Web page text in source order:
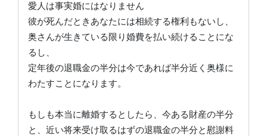
愛人は事実婚にはなりません
彼が死んだときあなたには相続する権利もないし、
奥さんが生きている限り婚費を払い続けることにな
るし、
定年後の退職金の半分は今であれば半分近く奥様に
わたすことになります。
もしも本当に離婚するとしたら、今ある財産の半分
と、近い将来受け取るはずの退職金の半分と慰謝料